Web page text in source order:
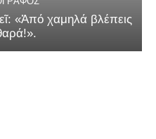
«Ἀπό χαμηλά βλέπεις